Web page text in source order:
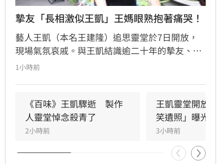
摯友「長相激似王凱」王媽眼熟抱著痛哭！
藝人王凱（本名王建隆）追思靈堂於7日開放，
現場氣氛哀戚。與王凱結識逾二十年的摯友、邱
瓈寬特助Jeff現身協助打點後事。由於兩人外貌
助，演藝圈大姐大邱瓈寬展現義氣，主動承擔治
喪事宜並指派Jeff全程留守，陪伴王凱走完人生
最後一程。這場深厚的兄弟情誼與邱瓈寬的溫暖
義舉，成為家屬在面臨驟變時最堅強的後盾，各
界也紛紛對這
1小時前
《百味》王凱驟逝　製作
人靈堂悼念殺青了
2小時前
王凱靈堂開放
笑遺照」曝光
3小時前